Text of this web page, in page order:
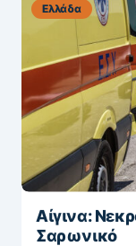
Ελλάδα
Αίγινα:
Σαρωνικό